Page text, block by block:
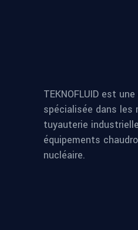
TEKNOFLUID est
spécialisée dans les
tuyauterie
équipements
nucléaire.